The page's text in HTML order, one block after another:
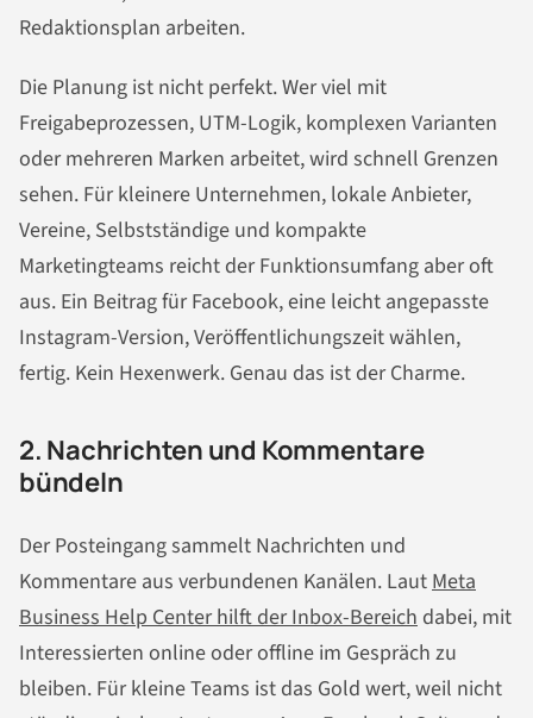
Redaktionsplan arbeiten.
Die Planung ist nicht perfekt. Wer viel mit
Freigabeprozessen, UTM-Logik, komplexen Varianten
oder mehreren Marken arbeitet, wird schnell Grenzen
sehen. Für kleinere Unternehmen, lokale Anbieter,
Vereine, Selbstständige und kompakte
Marketingteams reicht der Funktionsumfang aber oft
aus. Ein Beitrag für Facebook, eine leicht angepasste
Instagram-Version, Veröffentlichungszeit wählen,
fertig. Kein Hexenwerk. Genau das ist der Charme.
2. Nachrichten und Kommentare
bündeln
Der Posteingang sammelt Nachrichten und
Kommentare aus verbundenen Kanälen. LautMeta
Business Help Center hilft der Inbox-Bereich dabei, mit
Interessierten online oder offline im Gespräch zu
bleiben. Für kleine Teams ist das Gold wert, weil nicht